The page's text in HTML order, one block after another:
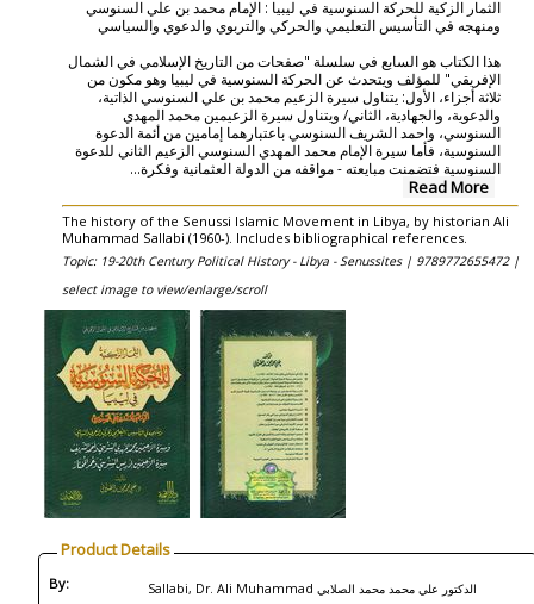
الثمار الزكية للحركة السنوسية في ليبيا : الإمام محمد بن علي السنوسي
ومنهجه في التأسيس التعليمي والحركي والتربوي والدعوي والسياسي
هذا الكتاب هو السابع في سلسلة "صفحات من التاريخ الإسلامي في الشمال
الإفريقي" للمؤلف ويتحدث عن الحركة السنوسية في ليبيا وهو مكون من
ثلاثة أجزاء، الأول: يتناول سيرة الزعيم محمد بن علي السنوسي الذاتية،
والدعوية، والجهادية، الثاني/ ويتناول سيرة الزعيمين محمد المهدي
السنوسي، واحمد الشريف السنوسي باعتبارهما إمامين من أئمة الدعوة
السنوسية، فأما سيرة الإمام محمد المهدي السنوسي الزعيم الثاني للدعوة
السنوسية فتضمنت مبايعته - مواقفه من الدولة العثمانية وفكرة...
Read More
The history of the Senussi Islamic Movement in Libya, by historian Ali
Muhammad Sallabi (1960-). Includes bibliographical references.
Topic: 19-20th Century Political History - Libya - Senussites | 9789772655472 |
select image to view/enlarge/scroll
Product Details
By: Sallabi, Dr. Ali Muhammad الدكتور علي محمد محمد الصلابي